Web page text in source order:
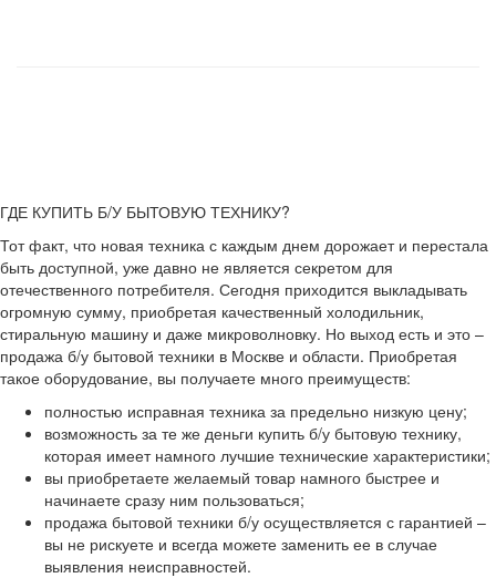
ГДЕ КУПИТЬ Б/У БЫТОВУЮ ТЕХНИКУ?
Тот факт, что новая техника с каждым днем дорожает и перестала
быть доступной, уже давно не является секретом для
отечественного потребителя. Сегодня приходится выкладывать
огромную сумму, приобретая качественный холодильник,
стиральную машину и даже микроволновку. Но выход есть и это –
продажа б/у бытовой техники в Москве и области. Приобретая
такое оборудование, вы получаете много преимуществ:
полностью исправная техника за предельно низкую цену;
возможность за те же деньги купить б/у бытовую технику,
которая имеет намного лучшие технические характеристики;
вы приобретаете желаемый товар намного быстрее и
начинаете сразу ним пользоваться;
продажа бытовой техники б/у осуществляется с гарантией –
вы не рискуете и всегда можете заменить ее в случае
выявления неисправностей.